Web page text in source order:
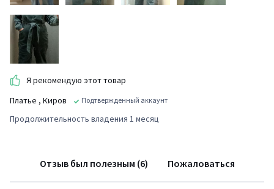
Я рекомендую этот товар
Платье , Киров Подтвержденный аккаунт
Продолжительность владения 1 месяц
Отзыв был полезным (6) Пожаловаться